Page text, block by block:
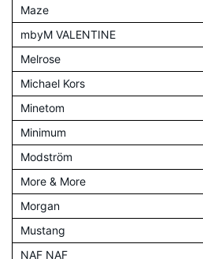
Maze
mbyM VALENTINE
Melrose
Michael Kors
Minetom
Minimum
Modström
More & More
Morgan
Mustang
NAF NAF